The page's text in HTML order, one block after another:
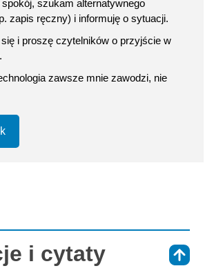
szukam alternatywnego
zapis ręczny) i informuję o sytuacji.
i proszę czytelników o przyjście w
zawsze mnie zawodzi, nie
i cytaty